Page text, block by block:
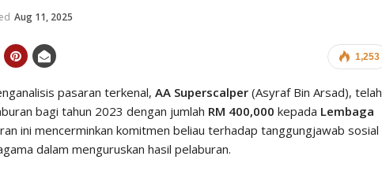
Aug 11, 2025
1,253
pasaran terkenal, AA Superscalper (Asyraf Bin Arsad), telah
bagi tahun 2023 dengan jumlah RM 400,000 kepada Lembaga
ini mencerminkan komitmen beliau terhadap tanggungjawab sosial
dalam menguruskan hasil pelaburan.